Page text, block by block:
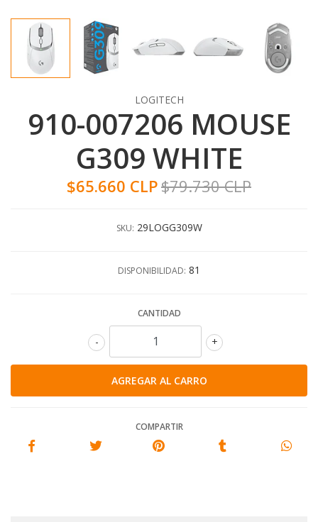
LOGITECH
910-007206 MOUSE
G309 WHITE
$65.660 CLP$79.730 CLP
SKU: 29LOGG309W
DISPONIBILIDAD: 81
CANTIDAD
+
-
COMPARTIR